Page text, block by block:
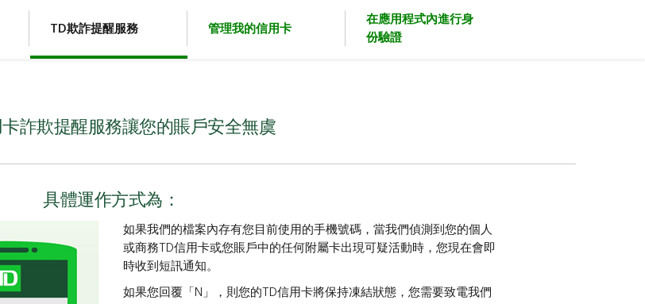
TD欺詐提醒服務 管理我的信用卡
在應用程式內進行身
份驗證
卡詐欺提醒服務讓您的賬戶安全無虞
具體運作方式為：
如果我們的檔案內存有您目前使用的手機號碼，當我們偵測到您的個人
或商務TD信用卡或您賬戶中的任何附屬卡出現可疑活動時，您現在會即
時收到短訊通知。
如果您回覆「N」，則您的TD信用卡將保持凍結狀態，您需要致電我們